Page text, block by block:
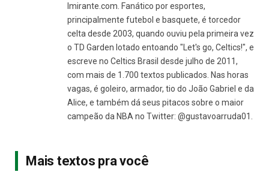
Imirante.com. Fanático por esportes,
principalmente futebol e basquete, é torcedor
celta desde 2003, quando ouviu pela primeira vez
o TD Garden lotado entoando "Let's go, Celtics!", e
escreve no Celtics Brasil desde julho de 2011,
com mais de 1.700 textos publicados. Nas horas
vagas, é goleiro, armador, tio do João Gabriel e da
Alice, e também dá seus pitacos sobre o maior
campeão da NBA no Twitter: @gustavoarruda01.
Mais textos pra você